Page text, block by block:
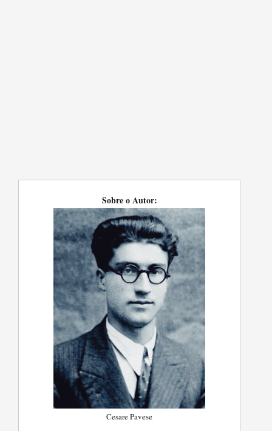
Sobre o Autor:
Cesare Pavese